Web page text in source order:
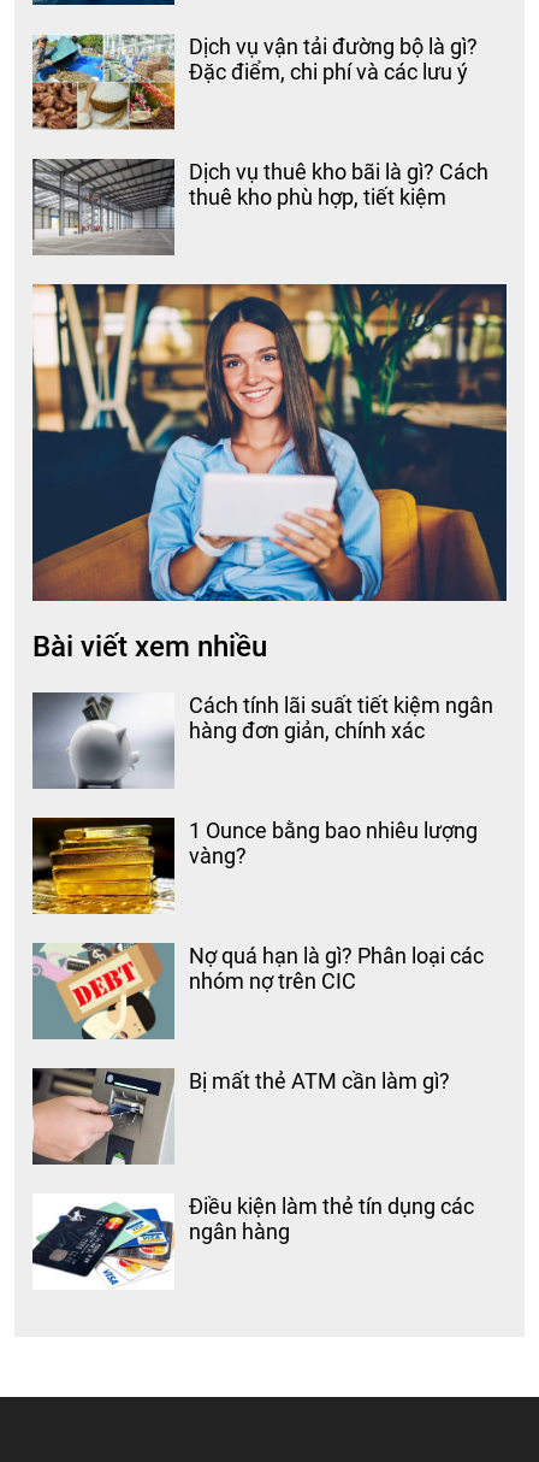
Dịch vụ vận tải đường bộ là gì?
Đặc điểm, chi phí và các lưu ý
Dịch vụ thuê kho bãi là gì? Cách
thuê kho phù hợp, tiết kiệm
Bài viết xem nhiều
Cách tính lãi suất tiết kiệm ngân
hàng đơn giản, chính xác
1 Ounce bằng bao nhiêu lượng
vàng?
Nợ quá hạn là gì? Phân loại các
nhóm nợ trên CIC
Bị mất thẻ ATM cần làm gì?
Điều kiện làm thẻ tín dụng các
ngân hàng